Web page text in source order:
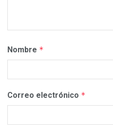
Nombre *
Correo electrónico *